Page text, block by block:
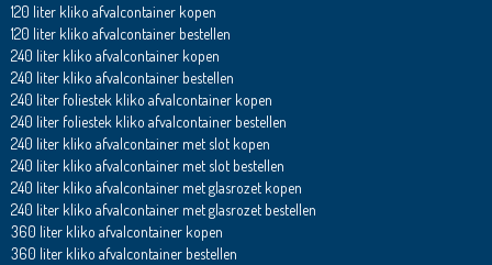
120 liter kliko afvalcontainer kopen
120 liter kliko afvalcontainer bestellen
240 liter kliko afvalcontainer kopen
240 liter kliko afvalcontainer bestellen
240 liter foliestek kliko afvalcontainer kopen
240 liter foliestek kliko afvalcontainer bestellen
240 liter kliko afvalcontainer met slot kopen
240 liter kliko afvalcontainer met slot bestellen
240 liter kliko afvalcontainer met glasrozet kopen
240 liter kliko afvalcontainer met glasrozet bestellen
360 liter kliko afvalcontainer kopen
360 liter kliko afvalcontainer bestellen